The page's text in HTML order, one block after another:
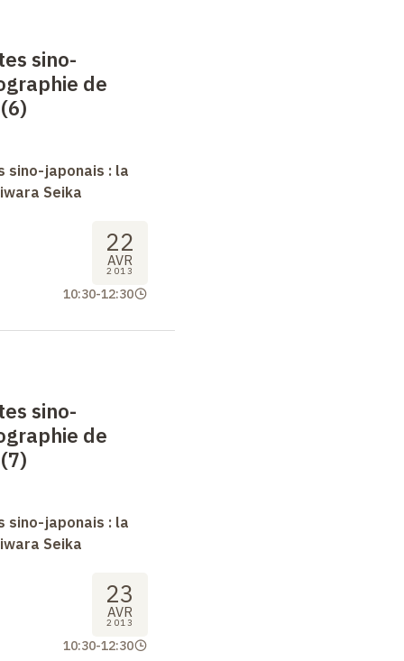
sino-
de
sino-japonais : la
Seika
22
AVR
2013
10:30-12:30
sino-
de
sino-japonais : la
Seika
23
AVR
2013
10:30-12:30